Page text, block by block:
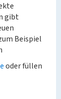
gibt
Beispiel
oder füllen